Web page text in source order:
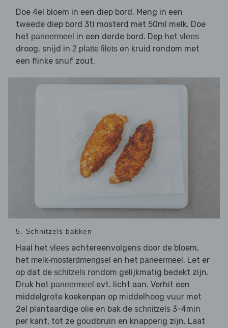
Doe 4el bloem in een diep bord. Meng in een
tweede diep bord 3tl mosterd met 50ml melk. Doe
het paneermeel in een derde bord. Dep het vlees
droog, snijd in 2 platte filets en kruid rondom met
een flinke snuf zout.
5. Schnitzels bakken
Haal het vlees achtereenvolgens door de bloem,
het melk-mosterdmengsel en het paneermeel . Let er
op dat de schitzels rondom gelijkmatig bedekt zijn.
Druk het paneermeel evt. licht aan. Verhit een
middelgrote koekenpan op middelhoog vuur met
2el plantaardige olie en bak de schnitzels 3-4min
per kant, tot ze goudbruin en knapperig zijn. Laat